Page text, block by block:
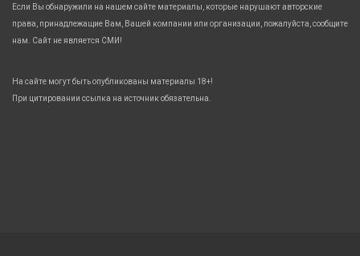
Если Вы обнаружили на нашем сайте материалы, которые нарушают авторские
права, принадлежащие Вам, Вашей компании или организации, пожалуйста, сообщите
нам. Сайт не является СМИ!
На сайте могут быть опубликованы материалы 18+!
При цитировании ссылка на источник обязательна.